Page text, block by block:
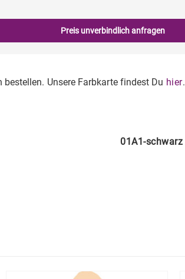
Preis unverbindlich anfragen
Unsere Farbkarte findest Du hier.
01A1-schwarz